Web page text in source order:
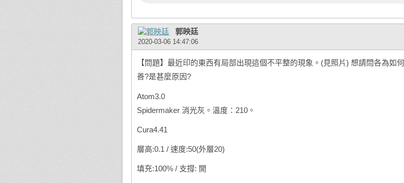
郭映廷
2020-03-06 14:47:06
【問題】最近印的東西有局部出現這個不平整的現象。(見照片) 想請問各為如
善?是甚麼原因?
Atom3.0
Spidermaker 消光灰。溫度：210。
Cura4.41
層高:0.1 / 速度:50(外層20)
填充:100% / 支撐: 開